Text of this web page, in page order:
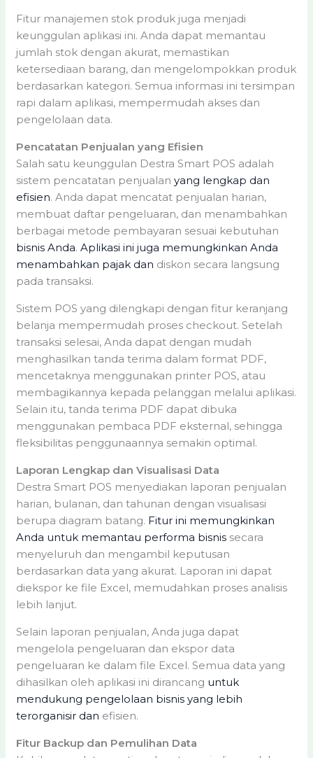
Fitur manajemen stok produk juga menjadi
keunggulan aplikasi ini. Anda dapat memantau
jumlah stok dengan akurat, memastikan
ketersediaan barang, dan mengelompokkan produk
berdasarkan kategori. Semua informasi ini tersimpan
rapi dalam aplikasi, mempermudah akses dan
pengelolaan data.
Pencatatan Penjualan yang Efisien
Salah satu keunggulan Destra Smart POS adalah
sistem pencatatan penjualanyang lengkap dan
efisien. Anda dapat mencatat penjualan harian,
membuat daftar pengeluaran, dan menambahkan
berbagai metode pembayaran sesuai kebutuhan
bisnis Anda.Aplikasi ini juga memungkinkan Anda
menambahkan pajak dan diskon secara langsung
pada transaksi.
Sistem POS yang dilengkapi dengan fitur keranjang
belanja mempermudah proses checkout. Setelah
transaksi selesai, Anda dapat dengan mudah
menghasilkan tanda terima dalam format PDF,
mencetaknya menggunakan printer POS, atau
membagikannya kepada pelanggan melalui aplikasi.
Selain itu, tanda terima PDF dapat dibuka
menggunakan pembaca PDF eksternal, sehingga
fleksibilitas penggunaannya semakin optimal.
Laporan Lengkap dan Visualisasi Data
Destra Smart POS menyediakan laporan penjualan
harian, bulanan, dan tahunan dengan visualisasi
berupa diagram batang. Fitur ini memungkinkan
Anda untuk memantau performa bisnis secara
menyeluruh dan mengambil keputusan
berdasarkan data yang akurat. Laporan ini dapat
diekspor ke file Excel, memudahkan proses analisis
lebih lanjut.
Selain laporan penjualan, Anda juga dapat
mengelola pengeluaran dan ekspor data
pengeluaran ke dalam file Excel. Semua data yang
dihasilkan oleh aplikasi ini dirancang untuk
mendukung pengelolaan bisnis yang lebih
terorganisir dan efisien.
Fitur Backup dan Pemulihan Data